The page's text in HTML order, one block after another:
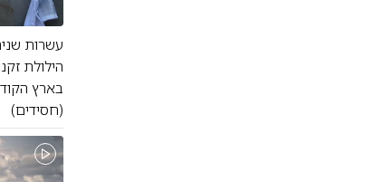
עשרות
הילולת
בארץ
(חסידים)